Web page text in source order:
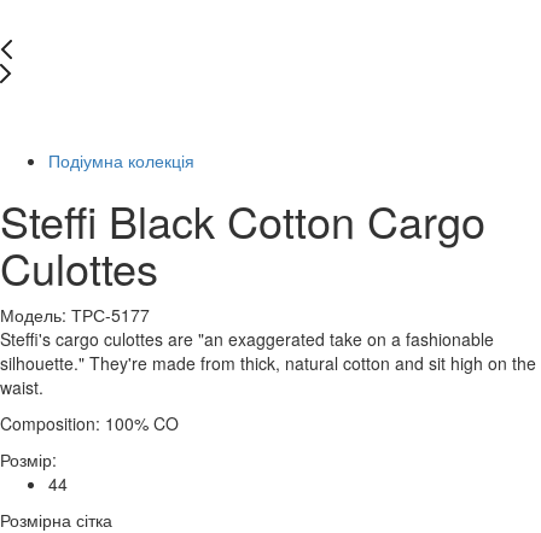
Подіумна колекція
Steffi Black Cotton Cargo
Culottes
Модель: ТРС-5177
Steffi's cargo culottes are "an exaggerated take on a fashionable
silhouette." They're made from thick, natural cotton and sit high on the
waist.
Composition: 100% CO
Розмір:
44
Розмірна сітка